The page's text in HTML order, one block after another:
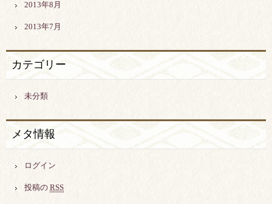
2013年8月
2013年7月
カテゴリー
未分類
メタ情報
ログイン
投稿の RSS